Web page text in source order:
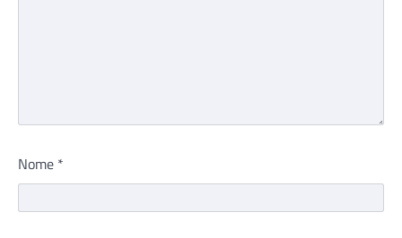
Nome *